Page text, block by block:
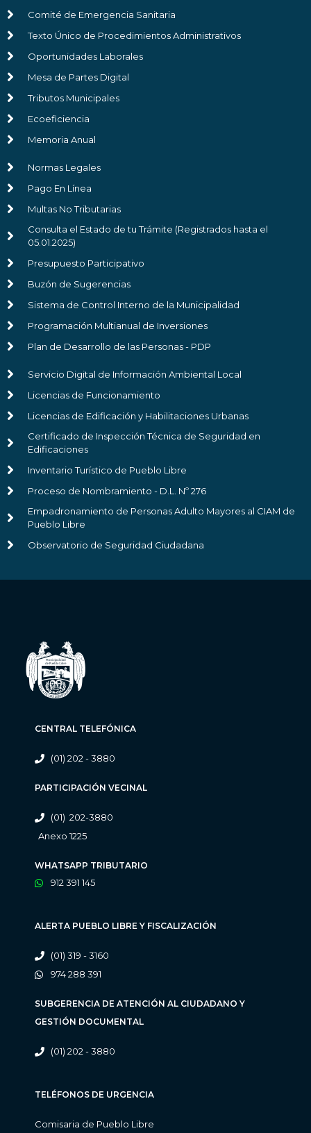
Comité de Emergencia Sanitaria
Texto Único de Procedimientos Administrativos
Oportunidades Laborales
Mesa de Partes Digital
Tributos Municipales
Ecoeficiencia
Memoria Anual
Normas Legales
Pago En Línea
Multas No Tributarias
Consulta el Estado de tu Trámite (Registrados hasta el
05.01.2025)
Presupuesto Participativo
Buzón de Sugerencias
Sistema de Control Interno de la Municipalidad
Programación Multianual de Inversiones
Plan de Desarrollo de las Personas - PDP
Servicio Digital de Información Ambiental Local
Licencias de Funcionamiento
Licencias de Edificación y Habilitaciones Urbanas
Certificado de Inspección Técnica de Seguridad en
Edificaciones
Inventario Turístico de Pueblo Libre
Proceso de Nombramiento - D.L. Nº 276
Empadronamiento de Personas Adulto Mayores al CIAM de
Pueblo Libre
Observatorio de Seguridad Ciudadana
CENTRAL TELEFÓNICA
(01) 202 - 3880
PARTICIPACIÓN VECINAL
(01) 202-3880
Anexo 1225
WHATSAPP TRIBUTARIO
912 391 145
ALERTA PUEBLO LIBRE Y FISCALIZACIÓN
(01) 319 - 3160
974 288 391
SUBGERENCIA DE ATENCIÓN AL CIUDADANO Y
GESTIÓN DOCUMENTAL
(01) 202 - 3880
TELÉFONOS DE URGENCIA
Comisaria de Pueblo Libre